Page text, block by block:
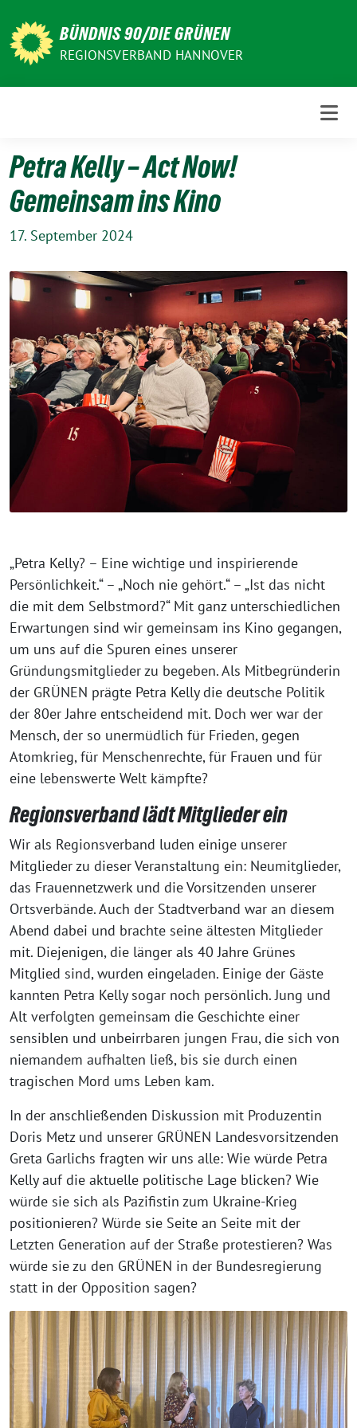
zum
Inhalt
BÜNDNIS 90/DIE GRÜNEN
REGIONSVERBAND HANNOVER
Petra Kelly – Act Now!
Gemeinsam ins Kino
17. September 2024
„Petra Kelly? – Eine wichtige und inspirierende
Persönlichkeit.“ – „Noch nie gehört.“ – „Ist das nicht
die mit dem Selbstmord?“ Mit ganz unterschiedlichen
Erwartungen sind wir gemeinsam ins Kino gegangen,
um uns auf die Spuren eines unserer
Gründungsmitglieder zu begeben. Als Mitbegründerin
der GRÜNEN prägte Petra Kelly die deutsche Politik
der 80er Jahre entscheidend mit. Doch wer war der
Mensch, der so unermüdlich für Frieden, gegen
Atomkrieg, für Menschenrechte, für Frauen und für
eine lebenswerte Welt kämpfte?
Regionsverband lädt Mitglieder ein
Wir als Regionsverband luden einige unserer
Mitglieder zu dieser Veranstaltung ein: Neumitglieder,
das Frauennetzwerk und die Vorsitzenden unserer
Ortsverbände. Auch der Stadtverband war an diesem
Abend dabei und brachte seine ältesten Mitglieder
mit. Diejenigen, die länger als 40 Jahre Grünes
Mitglied sind, wurden eingeladen. Einige der Gäste
kannten Petra Kelly sogar noch persönlich. Jung und
Alt verfolgten gemeinsam die Geschichte einer
sensiblen und unbeirrbaren jungen Frau, die sich von
niemandem aufhalten ließ, bis sie durch einen
tragischen Mord ums Leben kam.
In der anschließenden Diskussion mit Produzentin
Doris Metz und unserer GRÜNEN Landesvorsitzenden
Greta Garlichs fragten wir uns alle: Wie würde Petra
Kelly auf die aktuelle politische Lage blicken? Wie
würde sie sich als Pazifistin zum Ukraine-Krieg
positionieren? Würde sie Seite an Seite mit der
Letzten Generation auf der Straße protestieren? Was
würde sie zu den GRÜNEN in der Bundesregierung
statt in der Opposition sagen?